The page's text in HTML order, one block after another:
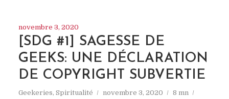
novembre 3, 2020
[SDG #1] SAGESSE DE
GEEKS: UNE DÉCLARATION
DE COPYRIGHT SUBVERTIE
Geekeries, Spiritualité novembre 3, 2020
8 mn